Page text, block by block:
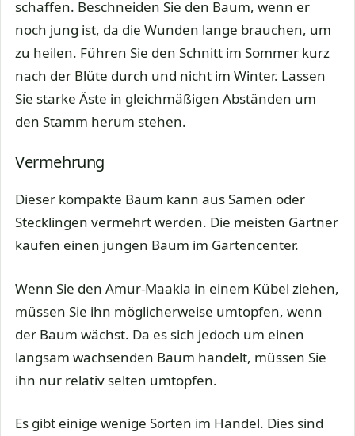
schaffen. Beschneiden Sie den Baum, wenn er
noch jung ist, da die Wunden lange brauchen, um
zu heilen. Führen Sie den Schnitt im Sommer kurz
nach der Blüte durch und nicht im Winter. Lassen
Sie starke Äste in gleichmäßigen Abständen um
den Stamm herum stehen.
Vermehrung
Dieser kompakte Baum kann aus Samen oder
Stecklingen vermehrt werden. Die meisten Gärtner
kaufen einen jungen Baum im Gartencenter.
Wenn Sie den Amur-Maakia in einem Kübel ziehen,
müssen Sie ihn möglicherweise umtopfen, wenn
der Baum wächst. Da es sich jedoch um einen
langsam wachsenden Baum handelt, müssen Sie
ihn nur relativ selten umtopfen.
Es gibt einige wenige Sorten im Handel. Dies sind